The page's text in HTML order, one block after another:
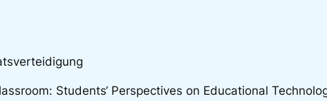
Students‘ Perspectives on Educational